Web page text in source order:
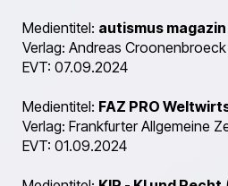
Medientitel: autismus magazin
Verlag: Andreas Croonenbroeck
EVT: 07.09.2024
Medientitel: FAZ PRO
Verlag: Frankfurter Allgemeine
EVT: 01.09.2024